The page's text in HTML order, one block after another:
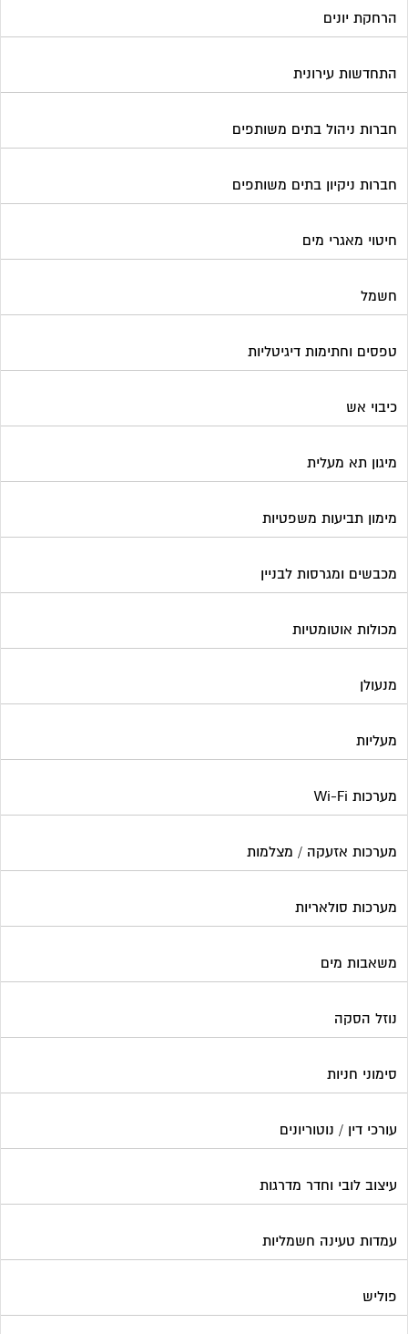
הרחקת יונים
התחדשות עירונית
חברות ניהול בתים משותפים
חברות ניקיון בתים משותפים
חיטוי מאגרי מים
חשמל
טפסים וחתימות דיגיטליות
כיבוי אש
מיגון תא מעלית
מימון תביעות משפטיות
מכבשים ומגרסות לבניין
מכולות אוטומטיות
מנעולן
מעליות
מערכות Wi-Fi
מערכות אזעקה / מצלמות
מערכות סולאריות
משאבות מים
נוזל הסקה
סימוני חניות
עורכי דין / נוטוריונים
עיצוב לובי וחדר מדרגות
עמדות טעינה חשמליות
פוליש